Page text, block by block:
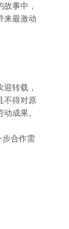
事中，
来最激动
迎转载，
不得对原
成果。
步合作需